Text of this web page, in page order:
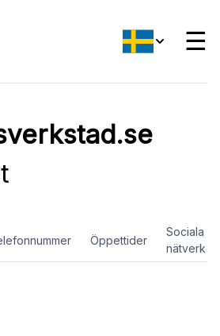
☰
Öppettider
Sociala
nätverk